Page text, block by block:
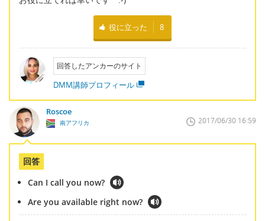
役に立った 8
回答したアンカーのサイト
DMM講師プロフィール
Roscoe
南アフリカ 2017/06/30 16:59
回答
Can I call you now?
Are you available right now?